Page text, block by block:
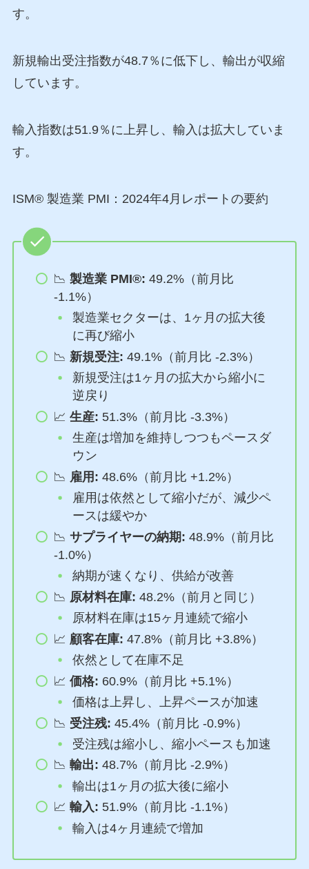
す。
新規輸出受注指数が48.7％に低下し、輸出が収縮
しています。
輸入指数は51.9％に上昇し、輸入は拡大していま
す。
ISM® 製造業 PMI：2024年4月レポートの要約
📉製造業 PMI®: 49.2%（前月比
-1.1%）
製造業セクターは、1ヶ月の拡大後
に再び縮小
📉 新規受注: 49.1%（前月比 -2.3%）
新規受注は1ヶ月の拡大から縮小に
逆戻り
📈生産: 51.3%（前月比 -3.3%）
生産は増加を維持しつつもペースダ
ウン
📉 雇用: 48.6%（前月比 +1.2%）
雇用は依然として縮小だが、減少ペ
ースは緩やか
📉サプライヤーの納期: 48.9%（前月比
-1.0%）
納期が速くなり、供給が改善
📉 原材料在庫: 48.2%（前月と同じ）
原材料在庫は15ヶ月連続で縮小
📈 顧客在庫: 47.8%（前月比 +3.8%）
依然として在庫不足
📈価格: 60.9%（前月比 +5.1%）
価格は上昇し、上昇ペースが加速
📉 受注残: 45.4%（前月比 -0.9%）
受注残は縮小し、縮小ペースも加速
📉輸出: 48.7%（前月比 -2.9%）
輸出は1ヶ月の拡大後に縮小
📈輸入: 51.9%（前月比 -1.1%）
輸入は4ヶ月連続で増加